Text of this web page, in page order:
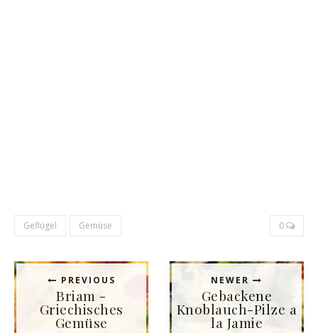
Geflügel Gemüse 0
PREVIOUS
Briam -
Griechisches
Gemüse
NEWER
Gebackene
Knoblauch-Pilze a
la Jamie